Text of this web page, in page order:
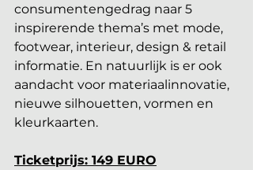
consumentengedrag naar 5
inspirerende thema’s met mode,
footwear, interieur, design & retail
informatie. En natuurlijk is er ook
aandacht voor materiaalinnovatie,
nieuwe silhouetten, vormen en
kleurkaarten.
Ticketprijs: 149 EURO